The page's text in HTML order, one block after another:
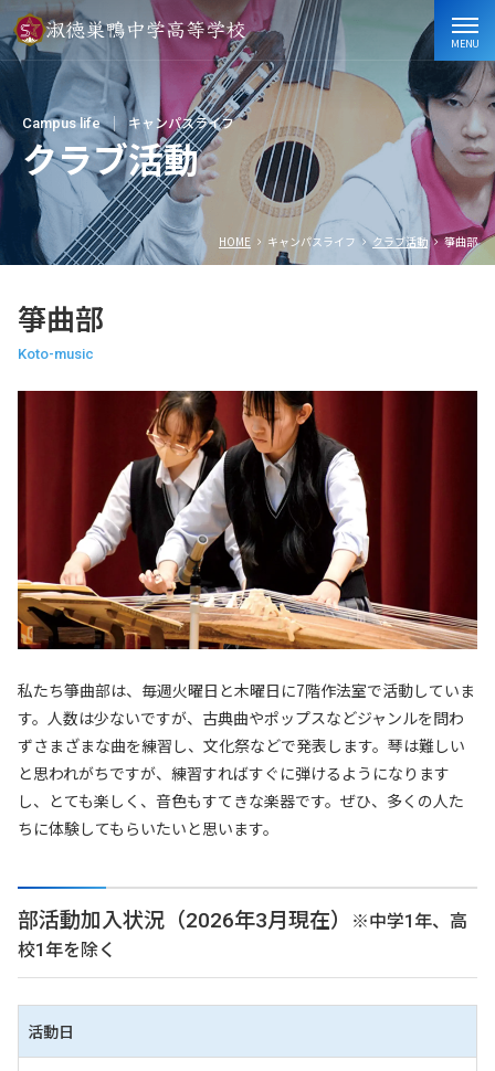
MENU
Campus life キャンパスライフ
クラブ活動
HOME キャンパスライフ クラブ活動 箏曲部
箏曲部
私たち箏曲部は、毎週火曜日と木曜日に7階作法室で活動していま
す。人数は少ないですが、古典曲やポップスなどジャンルを問わ
ずさまざまな曲を練習し、文化祭などで発表します。琴は難しい
と思われがちですが、練習すればすぐに弾けるようになります
し、とても楽しく、音色もすてきな楽器です。ぜひ、多くの人た
ちに体験してもらいたいと思います。
部活動加入状況（2026年3月現在）
※中学1年、高
校1年を除く
活動日